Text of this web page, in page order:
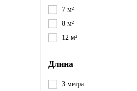
7 м²
8 м²
12 м²
Длина
3 метра